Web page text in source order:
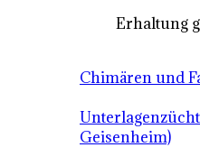
Erhaltung
Chimären und
Geisenheim)